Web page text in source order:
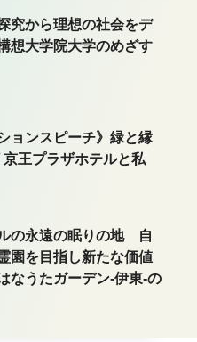
究から理想の社会をデ
想大学院大学のめざす
ョンスピーチ》緑と縁
王プラザホテルと私
の永遠の眠りの地 自
園を目指し新たな価値
なうたガーデン-伊東-の